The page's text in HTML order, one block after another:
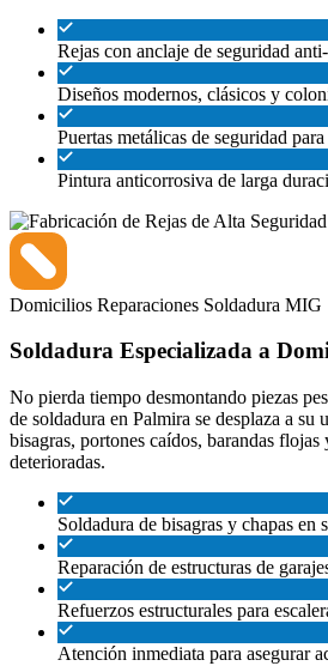
Rejas con anclaje de seguridad
Diseños modernos, clásicos y
Puertas metálicas de seguridad
Pintura anticorrosiva de larga
Domicilios Reparaciones Soldadura MIG
Soldadura Especializada a
No pierda tiempo desmontando piezas
de soldadura en Palmira se desplaza a su
bisagras, portones caídos, barandas flojas
deterioradas.
Soldadura de bisagras y chapas en
Reparación de estructuras de
Refuerzos estructurales para
Atención inmediata para asegurar